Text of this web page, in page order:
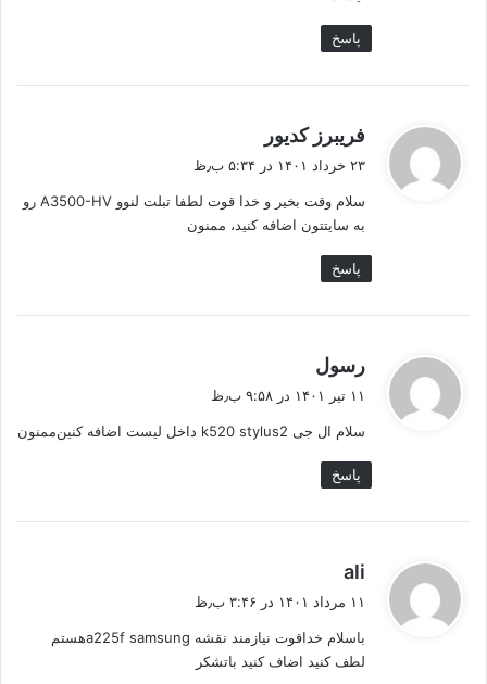
پاسخ
فریبرز کدیور
:
۲۳ خرداد ۱۴۰۱ در ۵:۳۴ ب٫ظ
سلام وقت بخیر و خدا قوت لطفا تبلت لنوو A3500-HV رو
به سایتتون اضافه کنید، ممنون
پاسخ
رسول
:
۱۱ تیر ۱۴۰۱ در ۹:۵۸ ب٫ظ
سلام ال جی k520 stylus2 داخل لیست اضافه کنین‌ممنون
پاسخ
ali
:
۱۱ مرداد ۱۴۰۱ در ۳:۴۶ ب٫ظ
باسلام خداقوت نیازمند نقشه a225f samsungهستم
لطف کنید اضاف کنید باتشکر